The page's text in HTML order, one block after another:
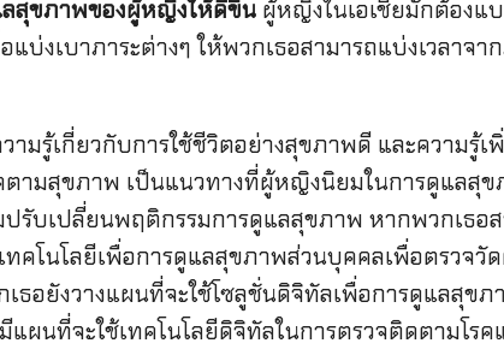
ลสุขภาพของผู้หญิงให้ดีขึ้นผู้หญิงในเอเชียมักต้องแ
งเบาภาระต่างๆ ให้พวกเธอสามารถแบ่งเวลาจา
มรู้เกี่ยวกับการใช้ชีวิตอย่างสุขภาพดี และความรู้เ
ามสุขภาพ เป็นแนวทางที่ผู้หญิงนิยมในการดูแลสุข
รับเปลี่ยนพฤติกรรมการดูแลสุขภาพ หากพวกเธอส
ทคโนโลยีเพื่อการดูแลสุขภาพส่วนบุคคลเพื่อตรวจ
ธอยังวางแผนที่จะใช้โซลูชั่นดิจิทัลเพื่อการดูแลสุข
ผนที่จะใช้เทคโนโลยีดิจิทัลในการตรวจติดตามโร